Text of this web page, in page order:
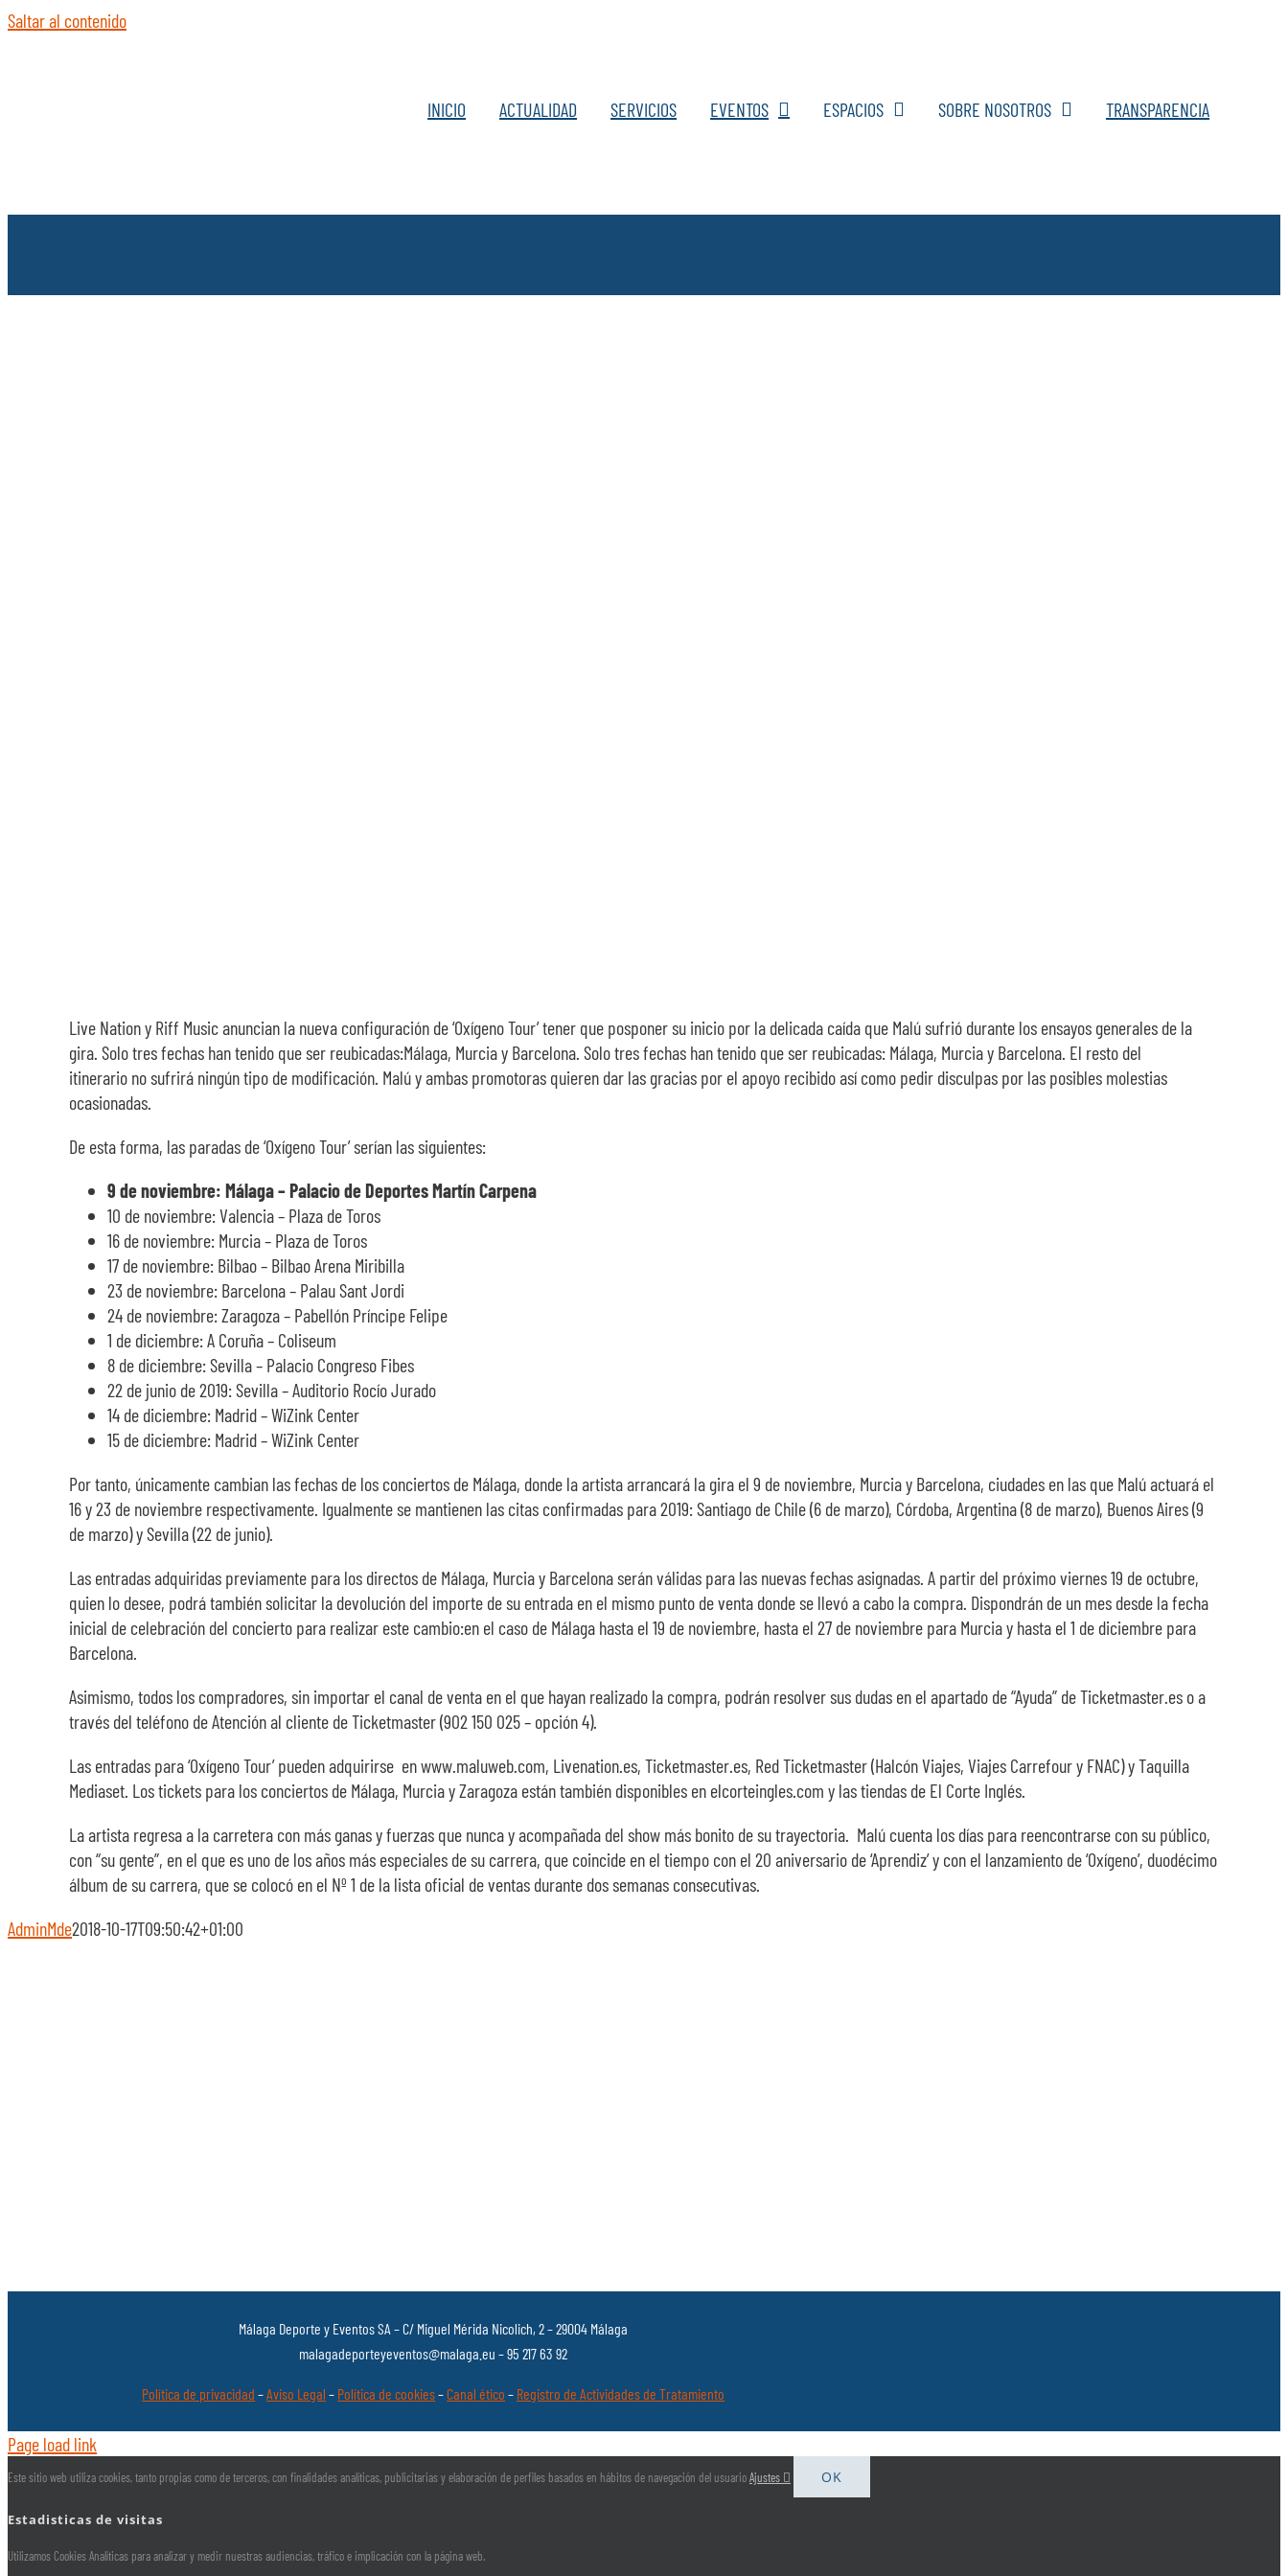
Saltar al contenido
INICIO ACTUALIDAD SERVICIOS EVENTOS ESPACIOS SOBRE NOSOTROS TRANSPARENCIA
Live Nation y Riff Music anuncian la nueva configuración de ‘Oxígeno Tour’ tener que posponer su inicio por la delicada caída que Malú sufrió durante los ensayos generales de la
gira. Solo tres fechas han tenido que ser reubicadas:Málaga, Murcia y Barcelona. Solo tres fechas han tenido que ser reubicadas: Málaga, Murcia y Barcelona. El resto del
itinerario no sufrirá ningún tipo de modificación. Malú y ambas promotoras quieren dar las gracias por el apoyo recibido así como pedir disculpas por las posibles molestias
ocasionadas.
De esta forma, las paradas de ‘Oxígeno Tour’ serían las siguientes:
9 de noviembre: Málaga – Palacio de Deportes Martín Carpena
10 de noviembre: Valencia – Plaza de Toros
16 de noviembre: Murcia – Plaza de Toros
17 de noviembre: Bilbao – Bilbao Arena Miribilla
23 de noviembre: Barcelona – Palau Sant Jordi
24 de noviembre: Zaragoza – Pabellón Príncipe Felipe
1 de diciembre: A Coruña – Coliseum
8 de diciembre: Sevilla – Palacio Congreso Fibes
22 de junio de 2019: Sevilla – Auditorio Rocío Jurado
14 de diciembre: Madrid – WiZink Center
15 de diciembre: Madrid – WiZink Center
Por tanto, únicamente cambian las fechas de los conciertos de Málaga, donde la artista arrancará la gira el 9 de noviembre, Murcia y Barcelona, ciudades en las que Malú actuará el
16 y 23 de noviembre respectivamente. Igualmente se mantienen las citas confirmadas para 2019: Santiago de Chile (6 de marzo), Córdoba, Argentina (8 de marzo), Buenos Aires (9
de marzo) y Sevilla (22 de junio).
Las entradas adquiridas previamente para los directos de Málaga, Murcia y Barcelona serán válidas para las nuevas fechas asignadas. A partir del próximo viernes 19 de octubre,
quien lo desee, podrá también solicitar la devolución del importe de su entrada en el mismo punto de venta donde se llevó a cabo la compra. Dispondrán de un mes desde la fecha
inicial de celebración del concierto para realizar este cambio:en el caso de Málaga hasta el 19 de noviembre, hasta el 27 de noviembre para Murcia y hasta el 1 de diciembre para
Barcelona.
Asimismo, todos los compradores, sin importar el canal de venta en el que hayan realizado la compra, podrán resolver sus dudas en el apartado de “Ayuda” de Ticketmaster.es o a
través del teléfono de Atención al cliente de Ticketmaster (902 150 025 – opción 4).
Las entradas para ‘Oxígeno Tour’ pueden adquirirse en www.maluweb.com, Livenation.es, Ticketmaster.es, Red Ticketmaster (Halcón Viajes, Viajes Carrefour y FNAC) y Taquilla
Mediaset. Los tickets para los conciertos de Málaga, Murcia y Zaragoza están también disponibles en elcorteingles.com y las tiendas de El Corte Inglés.
La artista regresa a la carretera con más ganas y fuerzas que nunca y acompañada del show más bonito de su trayectoria. Malú cuenta los días para reencontrarse con su público,
con “su gente”, en el que es uno de los años más especiales de su carrera, que coincide en el tiempo con el 20 aniversario de ‘Aprendiz’ y con el lanzamiento de ‘Oxígeno’, duodécimo
álbum de su carrera, que se colocó en el Nº 1 de la lista oficial de ventas durante dos semanas consecutivas.
AdminMde2018-10-17T09:50:42+01:00
Málaga Deporte y Eventos SA – C/ Miguel Mérida Nicolich, 2 – 29004 Málaga
malagadeporteyeventos@malaga.eu – 95 217 63 92
Política de privacidad –Aviso Legal – Política de cookies–Canal ético – Registro de Actividades de Tratamiento
Page load link
Este sitio web utiliza cookies, tanto propias como de terceros, con finalidades analíticas, publicitarias y elaboración de perfiles basados en hábitos de navegación del usuarioAjustes OK
Estadisticas de visitas
Utilizamos Cookies Analíticas para analizar y medir nuestras audiencias, tráfico e implicación con la página web.